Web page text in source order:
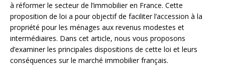
à réformer le secteur de l’immobilier en France. Cette
proposition de loi a pour objectif de faciliter l’accession à la
propriété pour les ménages aux revenus modestes et
intermédiaires. Dans cet article, nous vous proposons
d’examiner les principales dispositions de cette loi et leurs
conséquences sur le marché immobilier français.